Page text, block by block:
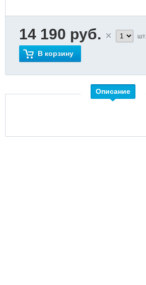
14 190 руб. шт.
В корзину
Описание